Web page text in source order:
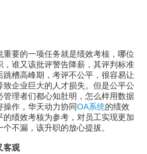
要的一项任务就是绩效考核，哪位
，谁又该批评警告降薪，其评判标准
槽高峰期，考评不公平，很容易让
致企业巨大的人才损失。但是公平公
理者们都心知肚明，怎么样用数据
作，华天动力协同OA系统的绩效
绩效考核为参考，对员工实现更加
不漏，该升职的放心提拔。
客观